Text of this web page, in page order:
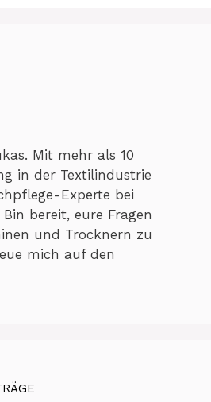
Mit mehr als 10
in der Textilindustrie
Experte bei
bereit, eure Fragen
und Trocknern zu
mich auf den